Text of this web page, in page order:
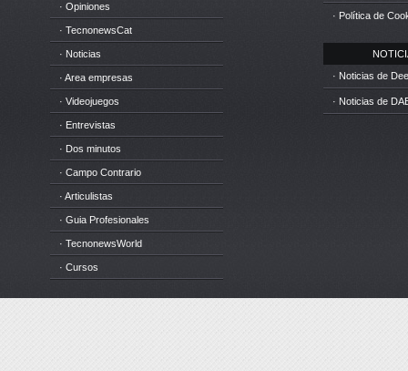
· Opiniones
· TecnonewsCat
· Noticias
· Area empresas
· Videojuegos
· Entrevistas
· Dos minutos
· Campo Contrario
· Articulistas
· Guia Profesionales
· TecnonewsWorld
· Cursos
· Política de
· Noticias de
· Noticias de